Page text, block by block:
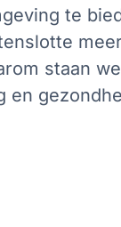
te
staan
en